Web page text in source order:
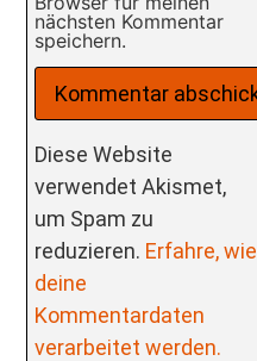
nächsten Kommentar
speichern.
Diese Website
verwendet Akismet,
um Spam zu
reduzieren. Erfahre, wie
deine
Kommentardaten
verarbeitet werden.